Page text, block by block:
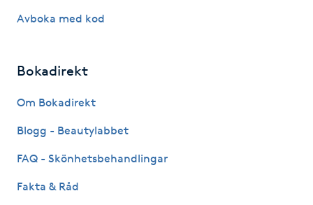
Headspa
Healing
Herrklippning
Hollywood Peel
Avboka med kod
Bokadirekt
Om Bokadirekt
Blogg - Beautylabbet
FAQ - Skönhetsbehandlingar
Fakta & Råd